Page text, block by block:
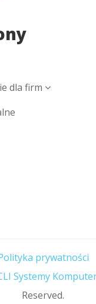
dla firm
prywatności
Systemy
Reserved.